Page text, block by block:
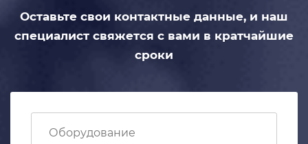
Оставьте свои контактные данные, и наш
специалист свяжется с вами в кратчайшие
сроки